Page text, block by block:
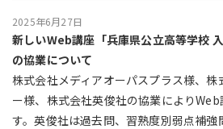
2025年6月27日
新しいWeb講座「兵庫県公立高等学校
の協業について
株式会社メディアオーパスプラス様、
ー様、株式会社英俊社の協業により
す。英俊社は過去問、習熟度別弱点補